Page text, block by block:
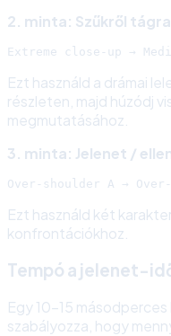
2. minta: Szűkről
Ezt használd a drámai
részleten, majd húzódj
megmutatásához.
3. minta: Jelenet /
Ezt használd két
konfrontációkhoz.
Tempó a jelenet-
Egy 10-15
szabályozza, hogy